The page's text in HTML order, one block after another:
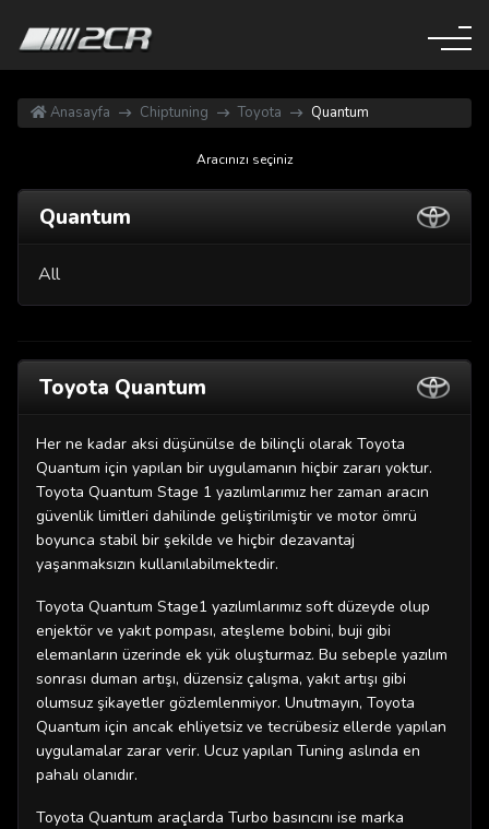
Anasayfa Chiptuning Toyota Quantum
Aracınızı seçiniz
Quantum
All
Toyota Quantum
Her ne kadar aksi düşünülse de bilinçli olarak Toyota
Quantum için yapılan bir uygulamanın hiçbir zararı yoktur.
Toyota Quantum Stage 1 yazılımlarımız her zaman aracın
güvenlik limitleri dahilinde geliştirilmiştir ve motor ömrü
boyunca stabil bir şekilde ve hiçbir dezavantaj
yaşanmaksızın kullanılabilmektedir.
Toyota Quantum Stage1 yazılımlarımız soft düzeyde olup
enjektör ve yakıt pompası, ateşleme bobini, buji gibi
elemanların üzerinde ek yük oluşturmaz. Bu sebeple yazılım
sonrası duman artışı, düzensiz çalışma, yakıt artışı gibi
olumsuz şikayetler gözlemlenmiyor. Unutmayın, Toyota
Quantum için ancak ehliyetsiz ve tecrübesiz ellerde yapılan
uygulamalar zarar verir. Ucuz yapılan Tuning aslında en
pahalı olanıdır.
Toyota Quantum araçlarda Turbo basıncını ise marka